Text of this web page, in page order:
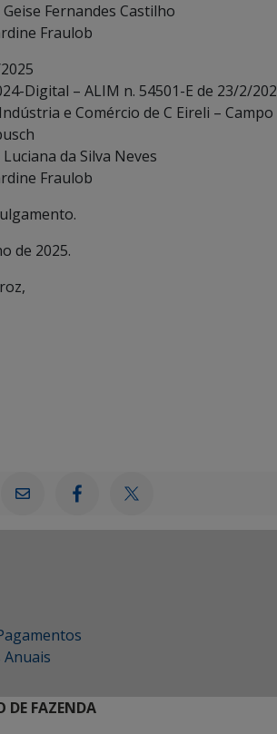
Fernandes Castilho
Fraulob
Digital – ALIM n. 54501-E de 23/2/
e Comércio de C Eireli – Campo
da Silva Neves
Fraulob
de 2025.
DE FAZENDA